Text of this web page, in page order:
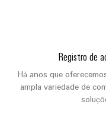
Hidrogênio
O
hidrogênio
de
serviços
industriais
easyConnect
combiner
boxes
Registro de
Há anos que
ampla variedade de